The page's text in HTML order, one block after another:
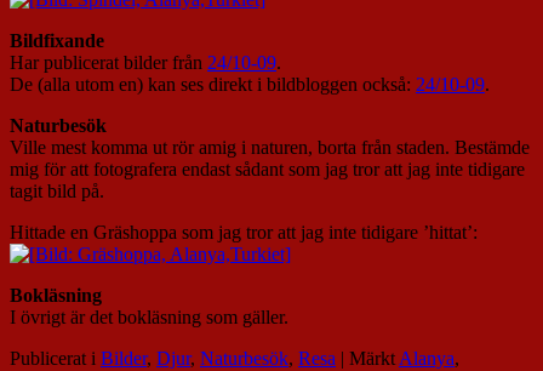
Bildfixande
Har publicerat bilder från 24/10-09.
De (alla utom en) kan ses direkt i bildbloggen också: 24/10-09.
Naturbesök
Ville mest komma ut rör amig i naturen, borta från staden. Bestämde
mig för att fotografera endast sådant som jag tror att jag inte tidigare
tagit bild på.
Hittade en Gräshoppa som jag tror att jag inte tidigare ’hittat’:
Bokläsning
I övrigt är det bokläsning som gäller.
Publicerat i Bilder, Djur, Naturbesök, Resa | Märkt Alanya,